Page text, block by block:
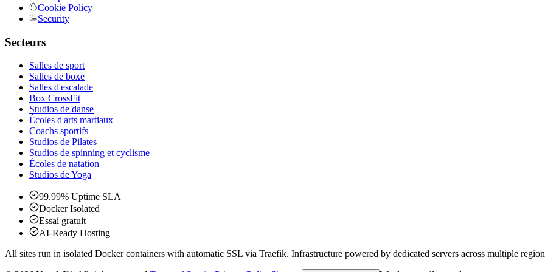
Cookie Policy
Security
Secteurs
Salles de sport
Salles de boxe
Salles d'escalade
Box CrossFit
Studios de danse
Écoles d'arts martiaux
Coachs sportifs
Studios de Pilates
Studios de spinning et cyclisme
Écoles de natation
Studios de Yoga
99.99% Uptime SLA
Docker Isolated
Essai gratuit
AI-Ready Hosting
All sites run in isolated Docker containers with automatic SSL via Traefik. Infrastructure powered by dedicated servers across multiple